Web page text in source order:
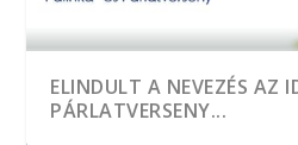
ELINDULT A NEVEZÉS AZ
PÁRLATVERSENY...